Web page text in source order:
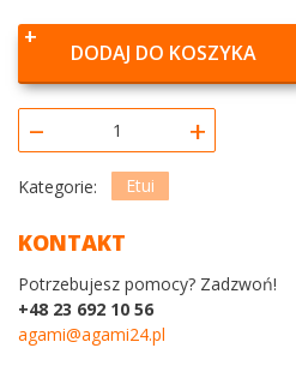
DODAJ DO KOSZYKA
– +
Kategorie: Etui
KONTAKT
Potrzebujesz pomocy? Zadzwoń!
+48 23 692 10 56
agami@agami24.pl